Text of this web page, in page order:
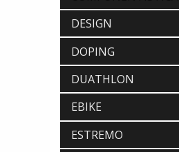
DESIGN
DOPING
DUATHLON
EBIKE
ESTREMO